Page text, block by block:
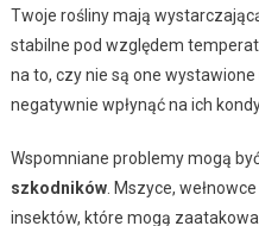
Twoje rośliny mają
stabilne pod względem
na to, czy nie są one
negatywnie wpłynąć na ich
Wspomniane problemy mogą
szkodników. Mszyce,
insektów, które mogą